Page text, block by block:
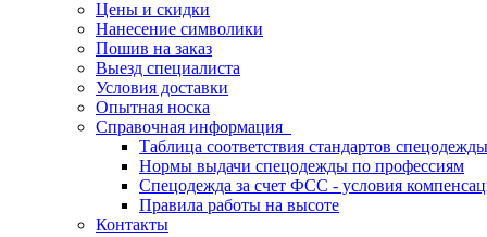
Цены и скидки
Нанесение символики
Пошив на заказ
Выезд специалиста
Условия доставки
Опытная носка
Справочная информация
Таблица соответствия стандартов спецодежды
Нормы выдачи спецодежды по профессиям
Спецодежда за счет ФСС - условия
Правила работы на высоте
Контакты